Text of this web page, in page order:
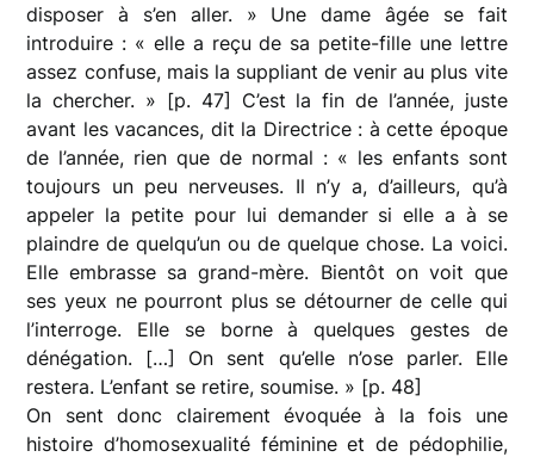
disposer à s’en aller. » Une dame âgée se fait
introduire : « elle a reçu de sa petite-fille une lettre
assez confuse, mais la suppliant de venir au plus vite
la chercher. » [p. 47] C’est la fin de l’année, juste
avant les vacances, dit la Directrice : à cette époque
de l’année, rien que de normal : « les enfants sont
toujours un peu nerveuses. Il n’y a, d’ailleurs, qu’à
appeler la petite pour lui demander si elle a à se
plaindre de quelqu’un ou de quelque chose. La voici.
Elle embrasse sa grand-mère. Bientôt on voit que
ses yeux ne pourront plus se détourner de celle qui
l’interroge. Elle se borne à quelques gestes de
dénégation. […] On sent qu’elle n’ose parler. Elle
restera. L’enfant se retire, soumise. » [p. 48]
On sent donc clairement évoquée à la fois une
histoire d’homosexualité féminine et de pédophilie,